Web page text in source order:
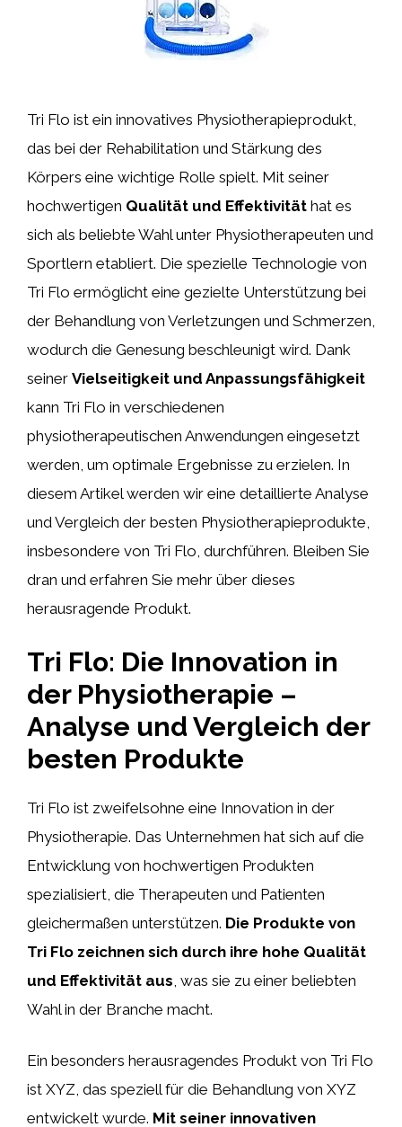
Tri Flo ist ein innovatives Physiotherapieprodukt,
das bei der Rehabilitation und Stärkung des
Körpers eine wichtige Rolle spielt. Mit seiner
hochwertigen Qualität und Effektivität hat es
sich als beliebte Wahl unter Physiotherapeuten und
Sportlern etabliert. Die spezielle Technologie von
Tri Flo ermöglicht eine gezielte Unterstützung bei
der Behandlung von Verletzungen und Schmerzen,
wodurch die Genesung beschleunigt wird. Dank
seiner Vielseitigkeit und Anpassungsfähigkeit
kann Tri Flo in verschiedenen
physiotherapeutischen Anwendungen eingesetzt
werden, um optimale Ergebnisse zu erzielen. In
diesem Artikel werden wir eine detaillierte Analyse
und Vergleich der besten Physiotherapieprodukte,
insbesondere von Tri Flo, durchführen. Bleiben Sie
dran und erfahren Sie mehr über dieses
herausragende Produkt.
Tri Flo: Die Innovation in
der Physiotherapie –
Analyse und Vergleich der
besten Produkte
Tri Flo ist zweifelsohne eine Innovation in der
Physiotherapie. Das Unternehmen hat sich auf die
Entwicklung von hochwertigen Produkten
spezialisiert, die Therapeuten und Patienten
gleichermaßen unterstützen. Die Produkte von
Tri Flo zeichnen sich durch ihre hohe Qualität
und Effektivität aus , was sie zu einer beliebten
Wahl in der Branche macht.
Ein besonders herausragendes Produkt von Tri Flo
ist XYZ, das speziell für die Behandlung von XYZ
entwickelt wurde. Mit seiner innovativen